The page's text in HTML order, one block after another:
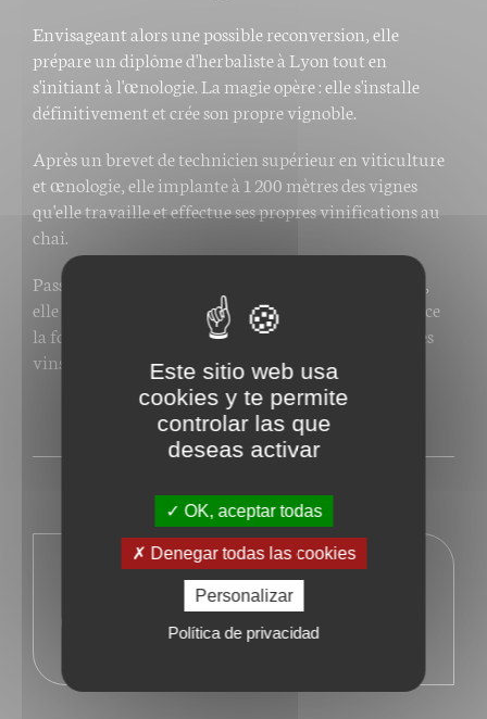
Envisageant alors une possible reconversion, elle
prépare un diplôme d'herbaliste à Lyon tout en
s'initiant à l'œnologie. La magie opère : elle s'installe
définitivement et crée son propre vignoble.
Après un brevet de technicien supérieur en viticulture
et œnologie, elle implante à 1 200 mètres des vignes
qu'elle travaille et effectue ses propres vinifications au
chai.
Passionnée de voyages et de transmission des savoirs,
elle conserve intact son goût pour l'éducation et exerce
la fonction de chef d'établissement tout en élevant ses
vins avec l'aide de sa fille.
PRESSE
En savoir plus sur l'auteur
Este sitio web usa
cookies y te permite
controlar las que
deseas activar
OK, aceptar todas
Denegar todas las cookies
Personalizar
Política de privacidad